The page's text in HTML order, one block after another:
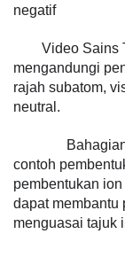
negatif
Video Sains
mengandungi
rajah subatom,
neutral.
Bahagian
contoh
pembentukan
dapat membantu
menguasai tajuk